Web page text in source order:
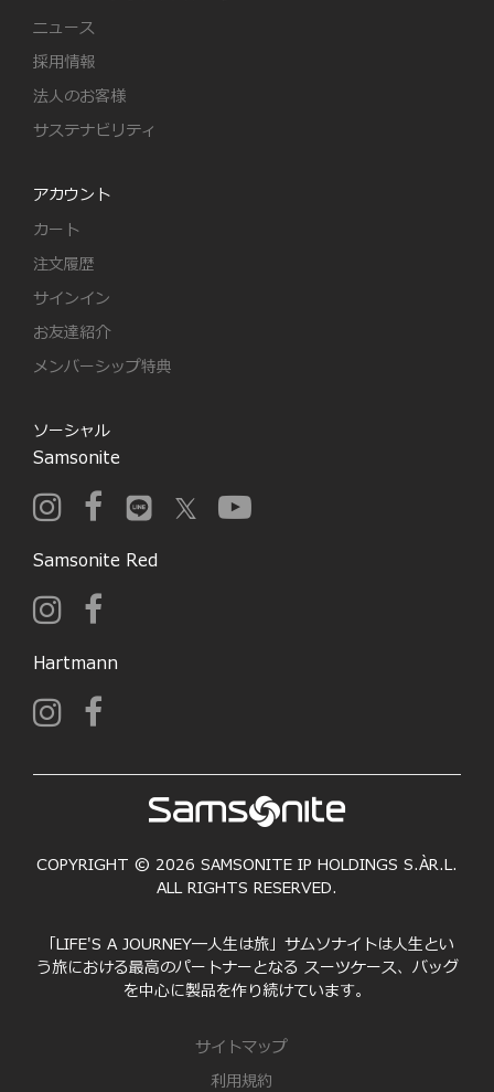
ニュース
採用情報
法人のお客様
サステナビリティ
アカウント
カート
注文履歴
サインイン
お友達紹介
メンバーシップ特典
ソーシャル
Samsonite
Samsonite Red
Hartmann
COPYRIGHT © 2026 SAMSONITE IP HOLDINGS S.ÀR.L.
ALL RIGHTS RESERVED.
「LIFE'S A JOURNEY―人生は旅」サムソナイトは人生とい
う旅における最高のパートナーとなる スーツケース、バッグ
を中心に製品を作り続けています。
サイトマップ
利用規約